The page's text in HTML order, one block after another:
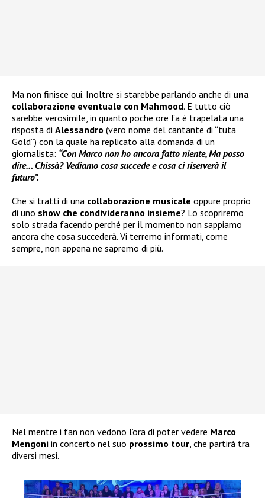
Ma non finisce qui. Inoltre si starebbe parlando anche di una
collaborazione eventuale con Mahmood. E tutto ciò
sarebbe verosimile, in quanto poche ore fa è trapelata una
risposta di Alessandro (vero nome del cantante di “tuta
Gold”) con la quale ha replicato alla domanda di un
giornalista: “Con Marco non ho ancora fatto niente, Ma posso
dire… Chissà? Vediamo cosa succede e cosa ci riserverà il
futuro”.
Che si tratti di una collaborazione musicale oppure proprio
di uno show che condivideranno insieme? Lo scopriremo
solo strada facendo perché per il momento non sappiamo
ancora che cosa succederà. Vi terremo informati, come
sempre, non appena ne sapremo di più.
Nel mentre i fan non vedono l’ora di poter vedere Marco
Mengoni in concerto nel suo prossimo tour, che partirà tra
diversi mesi.